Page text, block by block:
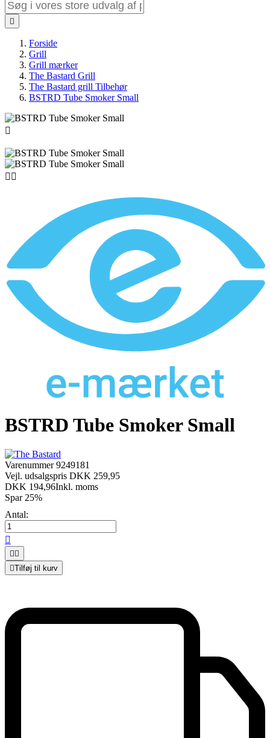

Forside
Grill
Grill mærker
The Bastard Grill
The Bastard grill Tilbehør
BSTRD Tube Smoker Small

 
BSTRD Tube Smoker Small
Varenummer9249181
Vejl. udsalgspris DKK 259,95
DKK 194,96Inkl. moms
Spar 25%
Antal:

 
Tilføj til kurv